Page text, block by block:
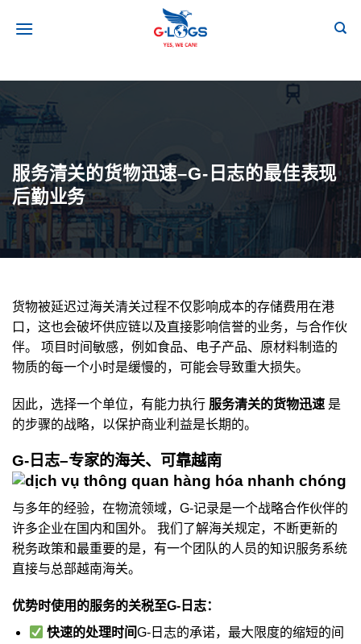
服务清关的货物迅速–G-日志的最佳表现
后勤业务
货物被延迟过海关清关过程不仅影响成本的存储费用在港
口，这也会破坏供应链以及直接影响信誉的业务，与合作伙
伴。 项目时间敏感，例如食品、电子产品、原材料制造的
物质的每一个小时是缓慢的，可能会导致重大损失。
因此，选择一个单位，有能力执行 服务清关的货物迅速 是
的步骤的战略，以保护商业利益是长期的。
G-日志–专家的海关、可靠越南
与多年的经验，在物流领域，G-记录是一个战略合作伙伴的
许多企业在国内和国外。 我们了解海关规定，不断更新的
税务政策和最重要的是，有一个团队的人员的知识服务系统
直接与总部越南海关。
优势时使用的服务的关税至G-日志：
快速的处理时间G-日志的承诺，最大限度的缩短的间